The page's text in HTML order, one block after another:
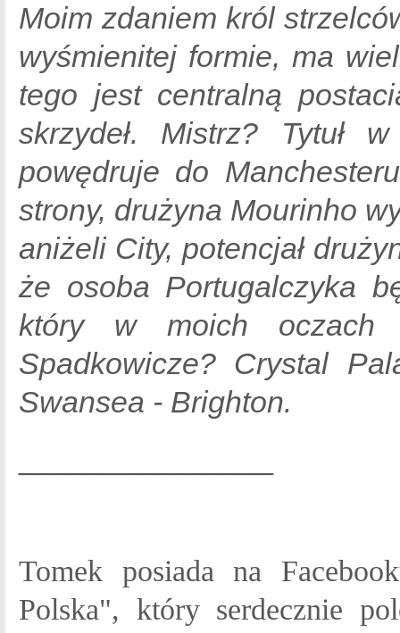
Moim zdaniem król
wyśmienitej formie, ma
tego jest centralną
skrzydeł. Mistrz? Tytuł
powędruje do
strony, drużyna Mourinho
aniżeli City, potencjał
że osoba Portugalczyka
który w moich oczach
Spadkowicze? Crystal
Swansea - Brighton.
Tomek posiada na
Polska", który serdecznie